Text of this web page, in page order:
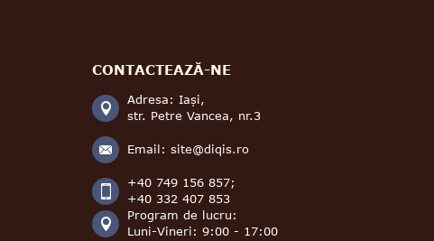
CONTACTEAZĂ-NE
Adresa: Iași,
str. Petre Vancea, nr.3
Email: site@diqis.ro
+40 749 156 857;
+40 332 407 853
Program de lucru:
Luni-Vineri: 9:00 - 17:00